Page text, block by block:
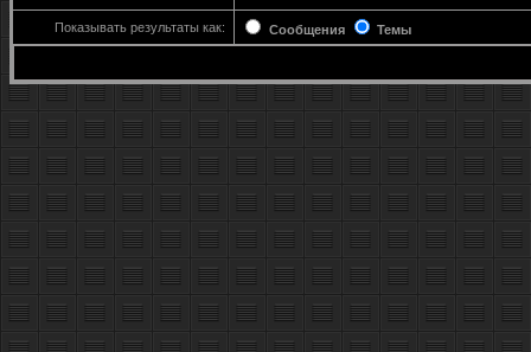
Показывать результаты как: Сообщения Темы